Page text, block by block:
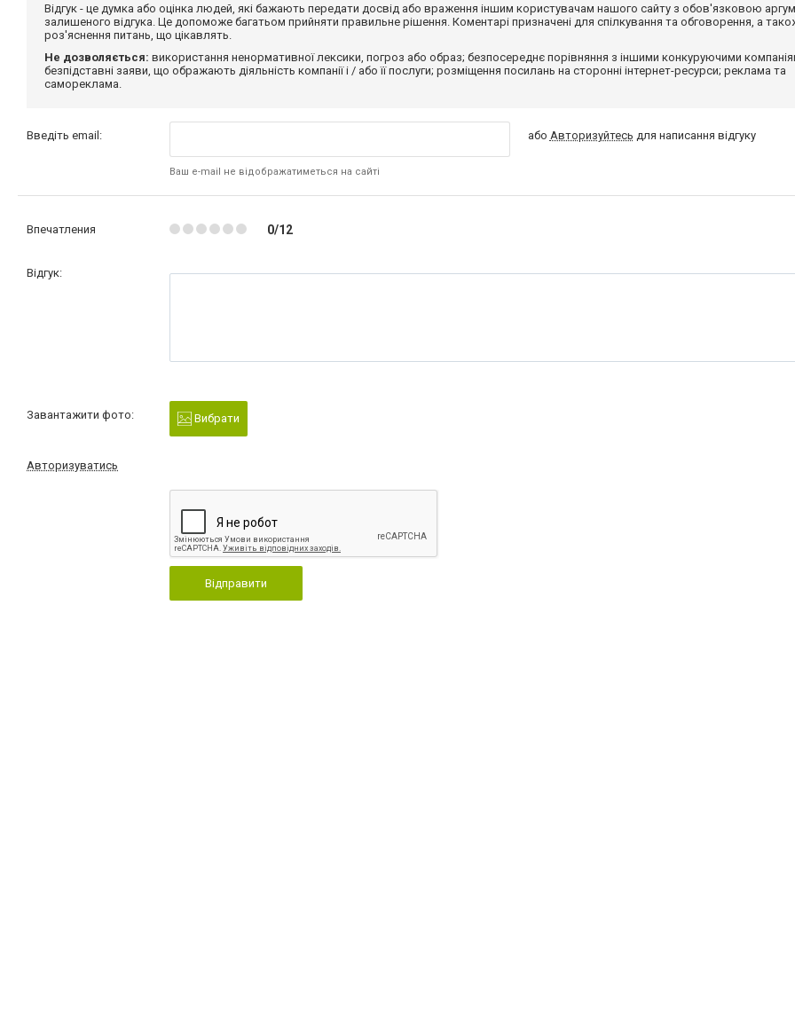
Відгук - це думка або оцінка людей, які бажають передати досвід або враження іншим користувачам нашого сайту з обов'язковою
залишеного відгука. Це допоможе багатьом прийняти правильне рішення. Коментарі призначені для спілкування та обговорення, а
роз'яснення питань, що цікавлять.
Не дозволяється: використання ненормативної лексики, погроз або образ; безпосереднє порівняння з іншими конкуруючими
безпідставні заяви, що ображають діяльність компанії і / або її послуги; розміщення посилань на сторонні інтернет-ресурси; реклама та
самореклама.
Введіть email:
Ваш e-mail не відображатиметься на сайті
або Авторизуйтесь для написання відгуку
Впечатления 0/12
Відгук:
Завантажити фото: Вибрати
Авторизуватись
Відправити